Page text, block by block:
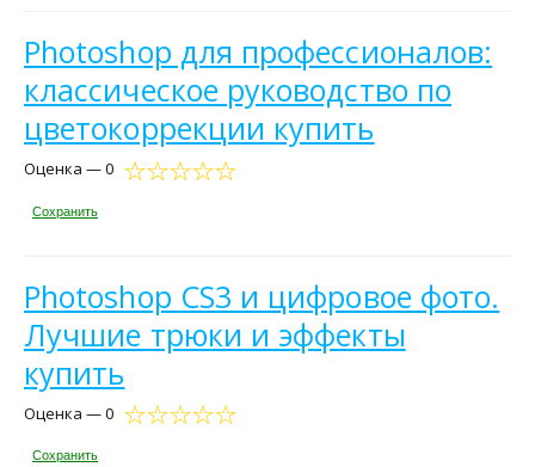
Photoshop для профессионалов:
классическое руководство по
цветокоррекции купить
Оценка — 0
Сохранить
Photoshop CS3 и цифровое фото.
Лучшие трюки и эффекты
купить
Оценка — 0
Сохранить